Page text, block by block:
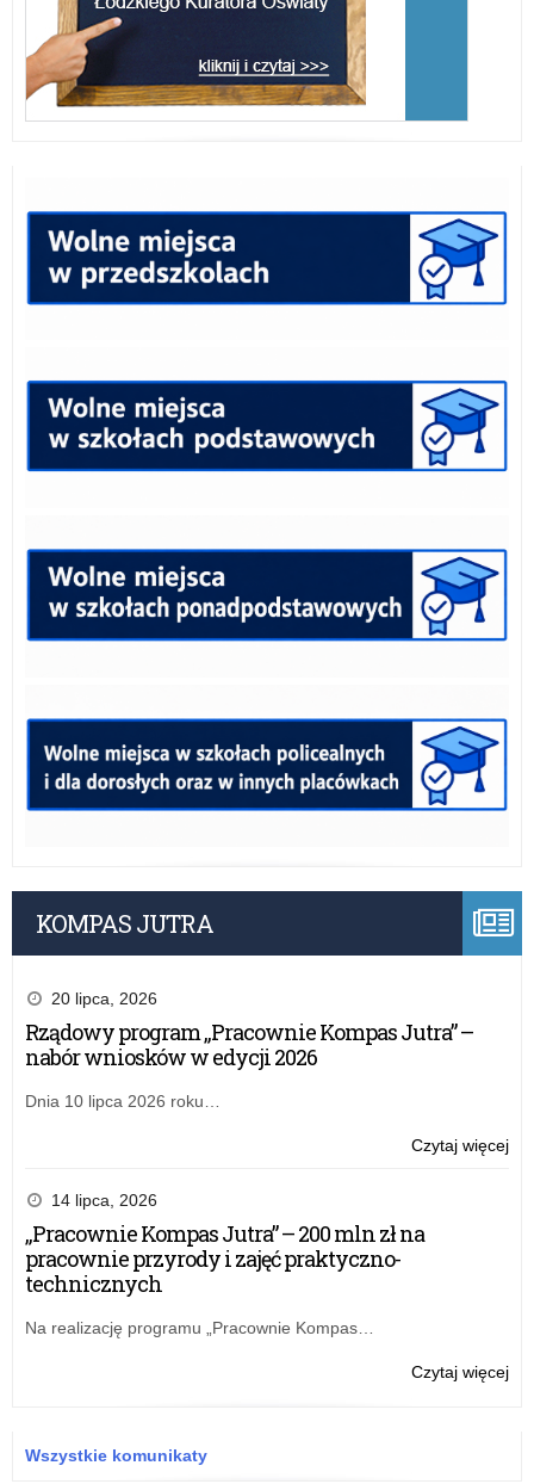
KOMPAS JUTRA
20 lipca, 2026
Rządowy program „Pracownie Kompas Jutra” –
nabór wniosków w edycji 2026
Dnia 10 lipca 2026 roku…
Czytaj więcejo:
14
14 lipca, 2026
„Pracownie Kompas Jutra” – 200 mln zł na
pracownie przyrody i zajęć praktyczno-
technicznych
Na realizację programu „Pracownie Kompas…
Czytaj więcejo:
Wszystkie komunikaty